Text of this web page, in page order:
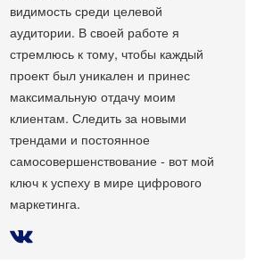
видимость среди целевой
аудитории. В своей работе я
стремлюсь к тому, чтобы каждый
проект был уникален и принес
максимальную отдачу моим
клиентам. Следить за новыми
трендами и постоянное
самосовершенствование - вот мой
ключ к успеху в мире цифрового
маркетинга.